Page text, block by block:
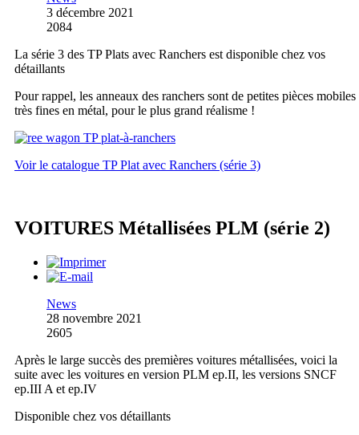
3 décembre 2021
2084
La série 3 des TP Plats avec Ranchers est disponible chez vos
détaillants
Pour rappel, les anneaux des ranchers sont de petites pièces mobiles
très fines en métal, pour le plus grand réalisme !
Voir le catalogue TP Plat avec Ranchers (série 3)
VOITURES Métallisées PLM (série 2)
News
28 novembre 2021
2605
Après le large succès des premières voitures métallisées, voici la
suite avec les voitures en version PLM ep.II, les versions SNCF
ep.III A et ep.IV
Disponible chez vos détaillants